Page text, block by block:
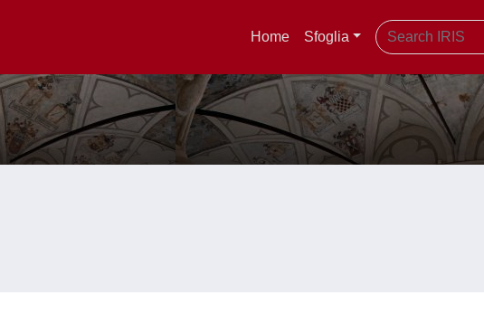
Home Sfoglia